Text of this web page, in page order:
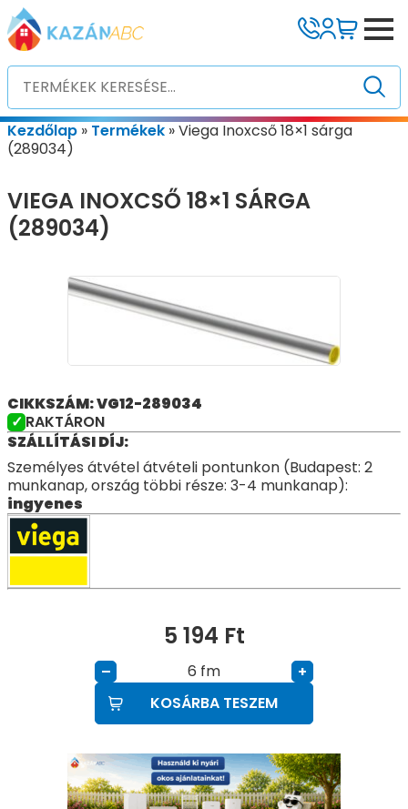
Kezdőlap » Termékek »Viega Inoxcső 18×1 sárga
(289034)
VIEGA INOXCSŐ 18×1 SÁRGA
(289034)
CIKKSZÁM: VG12-289034
RAKTÁRON
SZÁLLÍTÁSI DÍJ:
Személyes átvétel átvételi pontunkon (Budapest: 2
munkanap, ország többi része: 3-4 munkanap):
ingyenes
5 194 Ft
– fm
+
KOSÁRBA TESZEM